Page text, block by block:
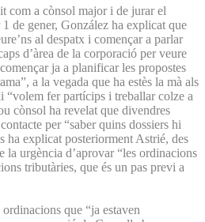
com a cònsol major i de jurar el
de gener, González ha explicat que
al despatx i començar a parlar
d’àrea de la corporació per veure
ja a planificar les propostes
a la vegada que ha estès la mà als
“volem fer partícips i treballar colze a
cònsol ha revelat que divendres
per “saber quins dossiers hi
ha explicat posteriorment Astrié, des
la urgència d’aprovar “les ordinacions
tributàries, que és un pas previ a
que “ja estaven